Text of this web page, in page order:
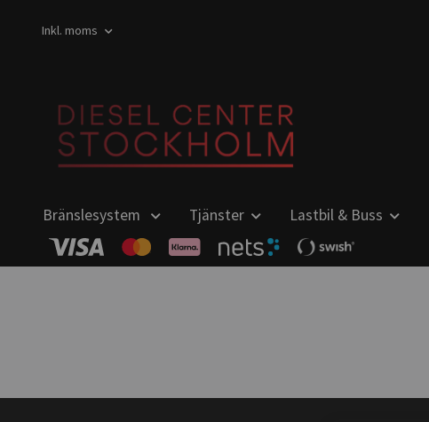
Inkl. moms
Bränslesystem Tjänster Lastbil & Buss